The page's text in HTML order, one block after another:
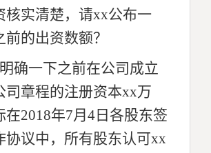
核实清楚，请xx公布一
的出资数额？
确一下之前在公司成立
司章程的注册资本xx万
在2018年7月4日各股东签
协议中，所有股东认可xx